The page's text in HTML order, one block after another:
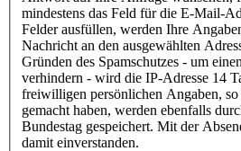
mindestens das Feld für die E-Mail-
Felder ausfüllen, werden Ihre
Nachricht an den ausgewählten
Gründen des Spamschutzes - um
verhindern - wird die IP-Adresse 14
freiwilligen persönlichen Angaben,
gemacht haben, werden ebenfalls
Bundestag gespeichert. Mit der
damit einverstanden.